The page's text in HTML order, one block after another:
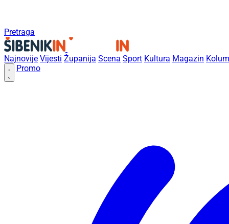
Pretraga
Najnovije Vijesti Županija Scena Sport Kultura Magazin
Promo